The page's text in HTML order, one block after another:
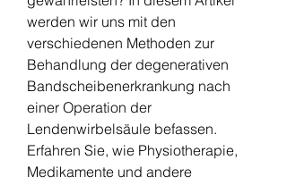
werden wir uns mit den
verschiedenen Methoden zur
Behandlung der degenerativen
Bandscheibenerkrankung nach
einer Operation der
Lendenwirbelsäule befassen.
Erfahren Sie, wie Physiotherapie,
Medikamente und andere